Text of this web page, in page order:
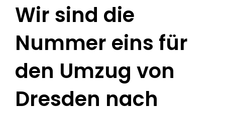
Wir sind die
Nummer eins für
den Umzug von
Dresden nach